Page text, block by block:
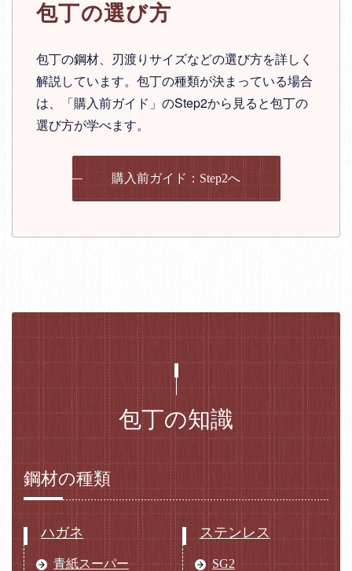
包丁の選び方
包丁の鋼材、刃渡りサイズなどの選び方を詳しく
解説しています。包丁の種類が決まっている場合
は、「購入前ガイド」のStep2から見ると包丁の
選び方が学べます。
購入前ガイド：Step2へ
包丁の知識
鋼材の種類
ハガネ
青紙スーパー
ステンレス
SG2